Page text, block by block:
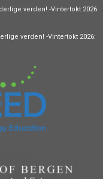
verden! -Vintertokt 2026:
verden! -Vintertokt 2026: